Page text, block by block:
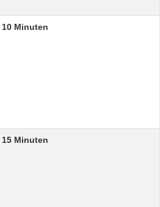
10 Minuten
15 Minuten